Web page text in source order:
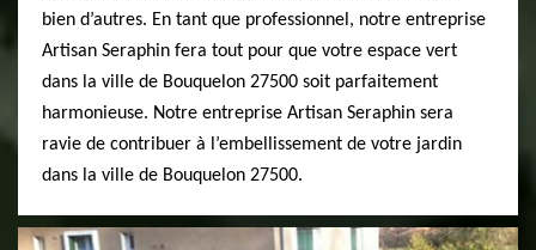
bien d’autres. En tant que professionnel, notre entreprise
Artisan Seraphin fera tout pour que votre espace vert
dans la ville de Bouquelon 27500 soit parfaitement
harmonieuse. Notre entreprise Artisan Seraphin sera
ravie de contribuer à l’embellissement de votre jardin
dans la ville de Bouquelon 27500.